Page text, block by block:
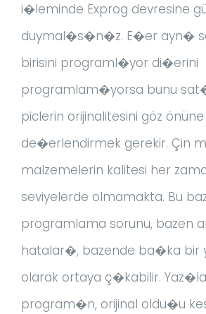
i�leminde Exprog devresine
duymal�s�n�z. E�er ayn�
birisini programl�yor di�erini
programlam�yorsa bunu
piclerin orijinalitesini göz
de�erlendirmek gerekir. Çin
malzemelerin kalitesi her
seviyelerde olmamakta. Bu
programlama sorunu, bazen
hatalar�, bazende ba�ka bir
olarak ortaya ç�kabilir.
program�n, orijinal oldu�u